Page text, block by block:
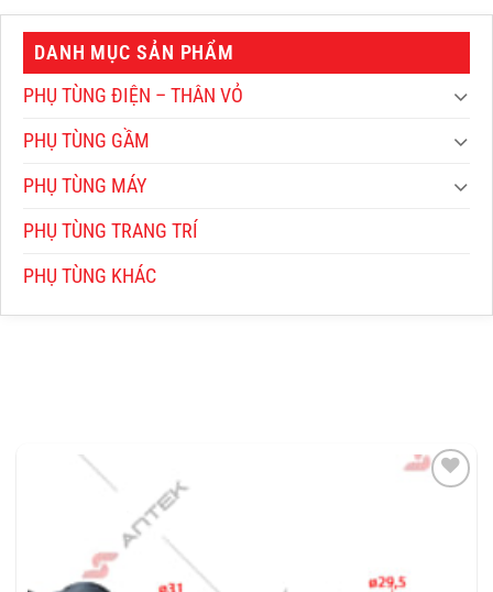
DANH MỤC SẢN PHẨM
PHỤ TÙNG ĐIỆN – THÂN VỎ
PHỤ TÙNG GẦM
PHỤ TÙNG MÁY
PHỤ TÙNG TRANG TRÍ
PHỤ TÙNG KHÁC